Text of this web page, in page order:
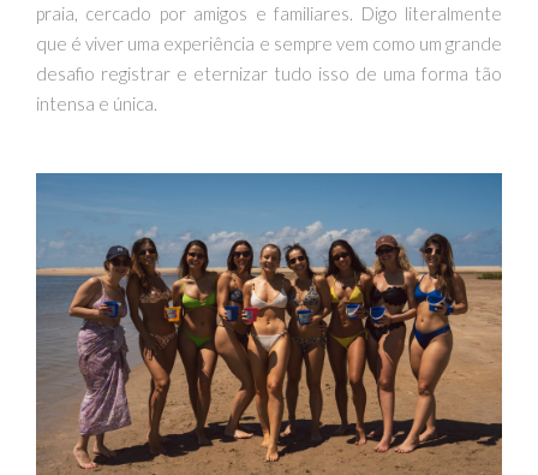
praia, cercado por amigos e familiares. Digo literalmente
que é viver uma experiência e sempre vem como um grande
desafio registrar e eternizar tudo isso de uma forma tão
intensa e única.